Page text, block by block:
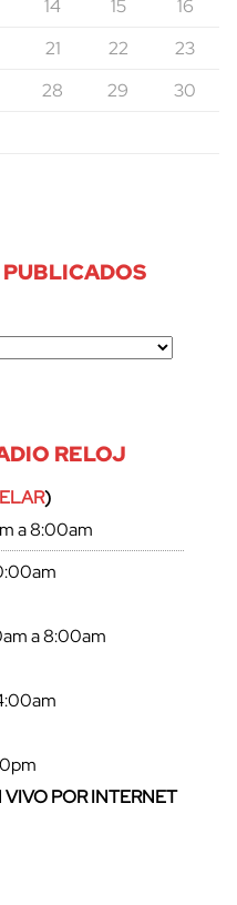
14 15
16
21 22
23
28 29
30
RELOJ
)
a 8:00am
a 8:00am
POR INTERNET